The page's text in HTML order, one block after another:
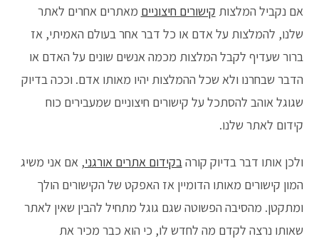
אם נקביל המלצות קישורים חיצוניים מאתרים אחרים לאתר
שלנו, להמלצות על אדם או כל דבר אחר בעולם האמיתי, אז
ברור שעדיף לקבל המלצות מכמה אנשים שונים על האדם או
הדבר שבחרנו ולא שכל ההמלצות יהיו מאותו אדם. וככה בדיוק
שגוגל אוהב להסתכל על קישורים חיצוניים שמעבירים כוח
קידום לאתר שלנו.
ולכן אותו דבר בדיוק קורהבקידום אתרים אורגני, אם אני משיג
המון קישורים מאותו הדומיין אז האפקט של הקישורים הולך
ומתקטן. מהסיבה הפשוטה שגם גוגל מתחיל להבין שאין לאתר
שאותו נרצה לקדם מה לחדש לו, כי הוא כבר מכיר את